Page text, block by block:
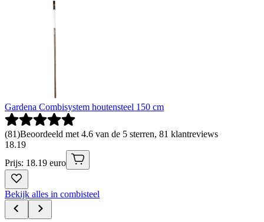
Gardena Combisystem houtensteel 150 cm
(81)Beoordeeld met 4.6 van de 5 sterren, 81 klantreviews
18.19
Prijs: 18.19 euro
Bekijk alles in combisteel